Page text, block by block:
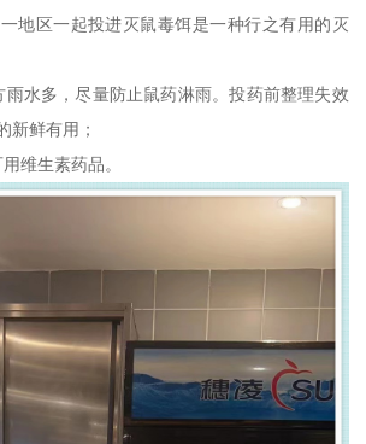
地区一起投进灭鼠毒饵是一种行之有用的灭
雨水多，尽量防止鼠药淋雨。投药前整理失效
新鲜有用；
维生素药品。